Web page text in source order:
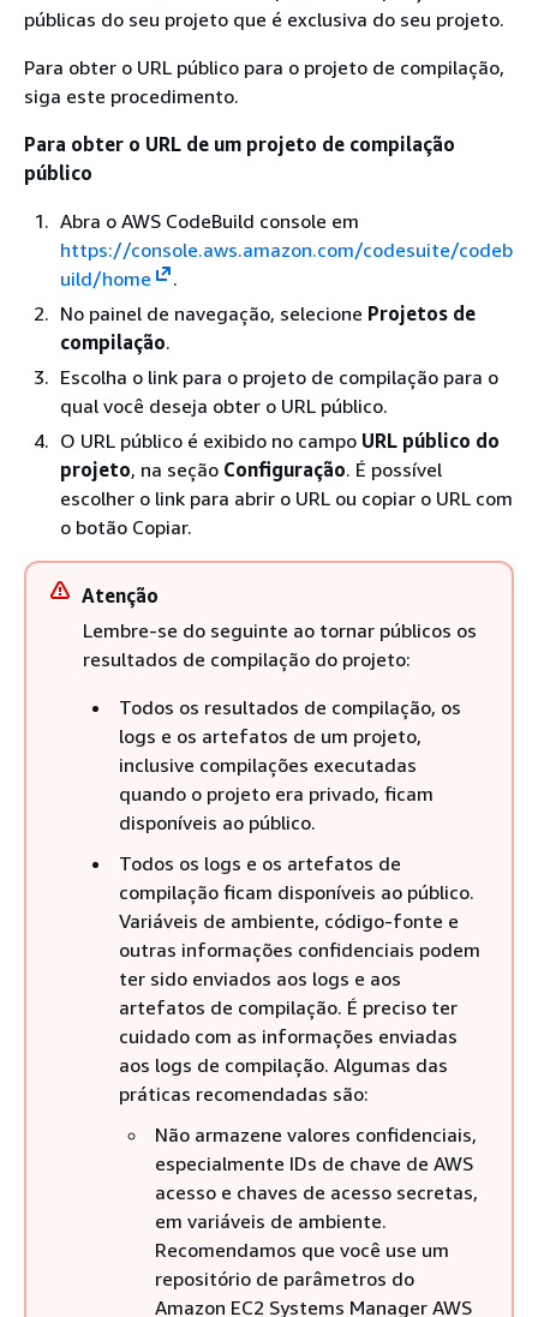
públicas do seu projeto que é exclusiva do seu projeto.
Para obter o URL público para o projeto de compilação,
siga este procedimento.
Para obter o URL de um projeto de compilação
público
Abra o AWS CodeBuild console em
https://console.aws.amazon.com/codesuite/codeb
uild/home
.
No painel de navegação, selecione Projetos de
compilação.
Escolha o link para o projeto de compilação para o
qual você deseja obter o URL público.
O URL público é exibido no campo URL público do
projeto, na seção Configuração. É possível
escolher o link para abrir o URL ou copiar o URL com
o botão Copiar.
Atenção
Lembre-se do seguinte ao tornar públicos os
resultados de compilação do projeto:
Todos os resultados de compilação, os
logs e os artefatos de um projeto,
inclusive compilações executadas
quando o projeto era privado, ficam
disponíveis ao público.
Todos os logs e os artefatos de
compilação ficam disponíveis ao público.
Variáveis de ambiente, código-fonte e
outras informações confidenciais podem
ter sido enviados aos logs e aos
artefatos de compilação. É preciso ter
cuidado com as informações enviadas
aos logs de compilação. Algumas das
práticas recomendadas são:
Não armazene valores confidenciais,
especialmente IDs de chave de AWS
acesso e chaves de acesso secretas,
em variáveis de ambiente.
Recomendamos que você use um
repositório de parâmetros do
Amazon EC2 Systems Manager AWS